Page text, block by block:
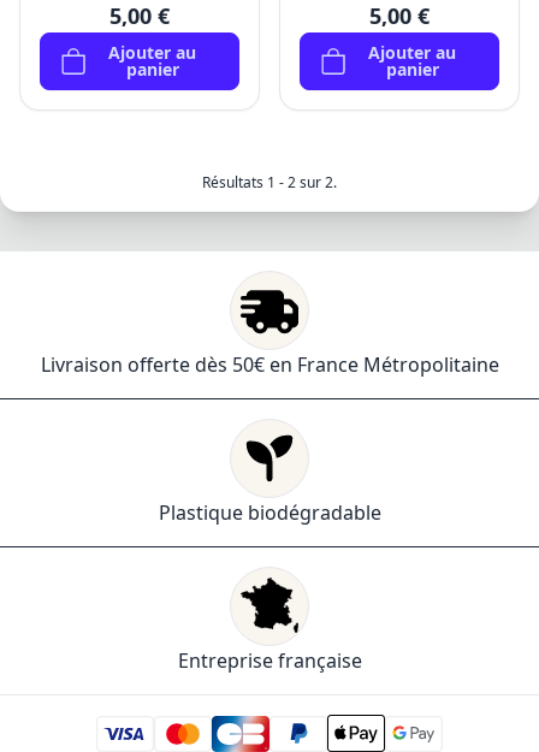
5,00 €
Ajouter au
panier
5,00 €
Ajouter au
panier
Résultats 1 - 2 sur 2.
Livraison offerte dès 50€ en France Métropolitaine
Plastique biodégradable
Entreprise française